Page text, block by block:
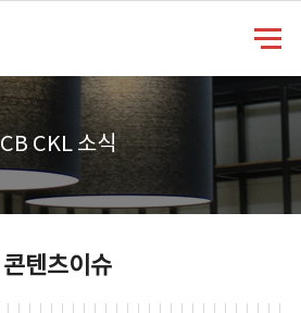
CB CKL 소식
콘텐츠이슈